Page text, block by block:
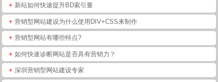
+ 新站如何快速提升BD索引量
+ 营销型网站建设为什么使用DIV+CSS来制作
+ 营销型网站有哪些特点?
+ 如何快速诊断网站是否具有营销力？
+ 深圳营销型网站建设专家